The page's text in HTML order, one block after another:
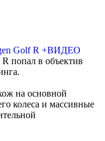
попал в объектив
на основной
колеса и массивные